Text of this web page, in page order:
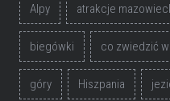
Alpy atrakcje
biegówki co zwiedzić
góry Hiszpania